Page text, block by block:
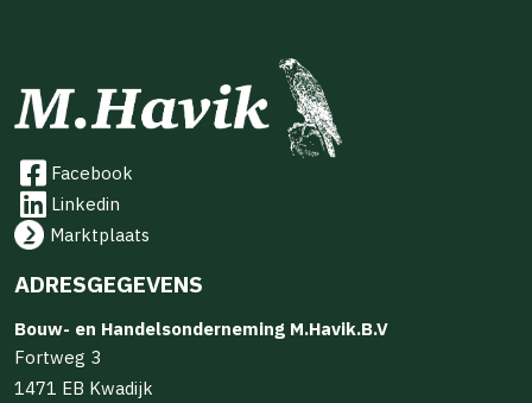
Facebook
Linkedin
Marktplaats
ADRESGEGEVENS
Bouw- en Handelsonderneming M.Havik.B.V
Fortweg 3
1471 EB Kwadijk